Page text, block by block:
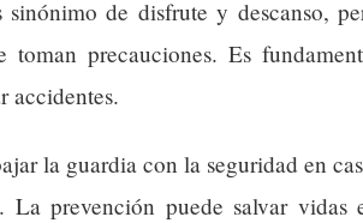
de disfrute y descanso,
precauciones. Es
accidentes.
la guardia con la seguridad en
La prevención puede salvar vidas